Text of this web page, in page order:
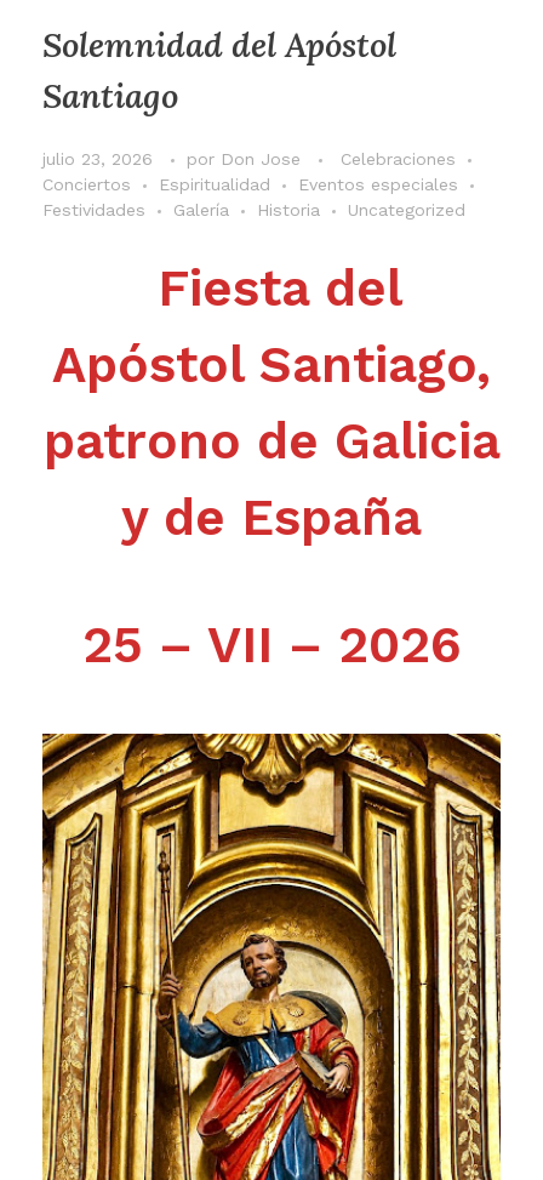
Solemnidad del Apóstol
Santiago
julio 23, 2026 por Don Jose
Celebraciones
Conciertos
Espiritualidad
Eventos especiales
Festividades
Galería Historia Uncategorized
Fiesta del
Apóstol Santiago,
patrono de Galicia
y de España
25 – VII – 2026